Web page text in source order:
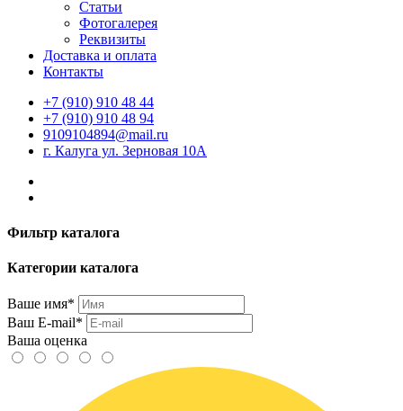
Статьи
Фотогалерея
Реквизиты
Доставка и оплата
Контакты
+7 (910) 910 48 44
+7 (910) 910 48 94
9109104894@mail.ru
г. Калуга ул. Зерновая 10А
Фильтр каталога
Категории каталога
Ваше имя*
Ваш E-mail*
Ваша оценка